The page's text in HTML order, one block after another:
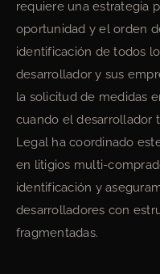
requiere una estrategia
oportunidad y el orden
identificación de todos
desarrollador y sus
la solicitud de medidas
cuando el desarrollador
Legal ha coordinado
en litigios multi-
identificación y
desarrolladores con
fragmentadas.